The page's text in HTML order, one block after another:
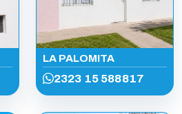
LA PALOMITA
2323 15 588817